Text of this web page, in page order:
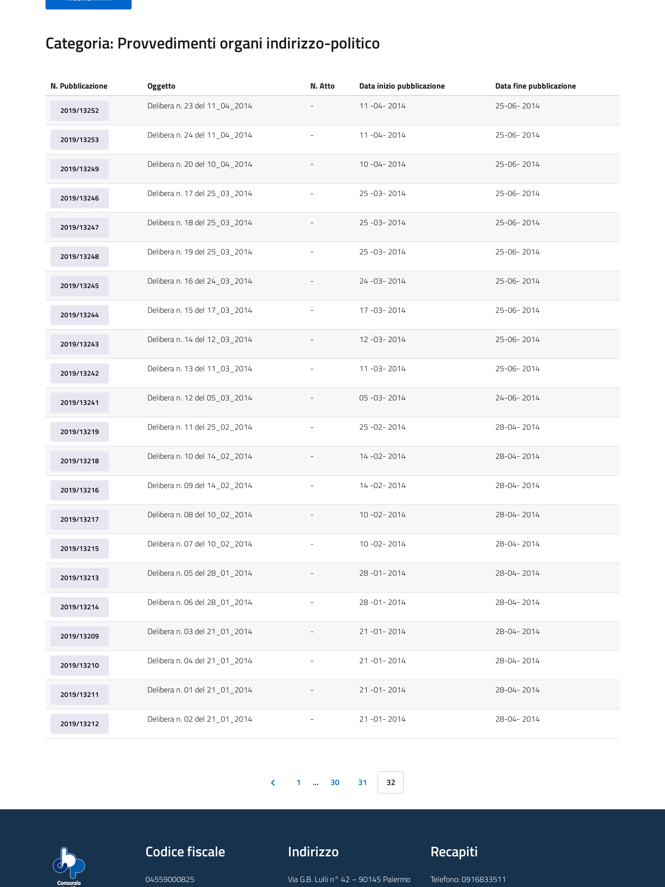
Categoria: Provvedimenti organi indirizzo-politico
N. Pubblicazione Oggetto N. Atto Data inizio pubblicazione Data fine pubblicazione
2019/13252 Delibera n. 23 del 11_04_2014 - 11 -04- 2014 25-06- 2014
2019/13253 Delibera n. 24 del 11_04_2014 - 11 -04- 2014 25-06- 2014
2019/13249 Delibera n. 20 del 10_04_2014 - 10 -04- 2014 25-06- 2014
2019/13246 Delibera n. 17 del 25_03_2014 - 25 -03- 2014 25-06- 2014
2019/13247 Delibera n. 18 del 25_03_2014 - 25 -03- 2014 25-06- 2014
2019/13248 Delibera n. 19 del 25_03_2014 - 25 -03- 2014 25-06- 2014
2019/13245 Delibera n. 16 del 24_03_2014 - 24 -03- 2014 25-06- 2014
2019/13244 Delibera n. 15 del 17_03_2014 - 17 -03- 2014 25-06- 2014
2019/13243 Delibera n. 14 del 12_03_2014 - 12 -03- 2014 25-06- 2014
2019/13242 Delibera n. 13 del 11_03_2014 - 11 -03- 2014 25-06- 2014
2019/13241 Delibera n. 12 del 05_03_2014 - 05 -03- 2014 24-06- 2014
2019/13219 Delibera n. 11 del 25_02_2014 - 25 -02- 2014 28-04- 2014
2019/13218 Delibera n. 10 del 14_02_2014 - 14 -02- 2014 28-04- 2014
2019/13216 Delibera n. 09 del 14_02_2014 - 14 -02- 2014 28-04- 2014
2019/13217 Delibera n. 08 del 10_02_2014 - 10 -02- 2014 28-04- 2014
2019/13215 Delibera n. 07 del 10_02_2014 - 10 -02- 2014 28-04- 2014
2019/13213 Delibera n. 05 del 28_01_2014 - 28 -01- 2014 28-04- 2014
2019/13214 Delibera n. 06 del 28_01_2014 - 28 -01- 2014 28-04- 2014
2019/13209 Delibera n. 03 del 21_01_2014 - 21 -01- 2014 28-04- 2014
2019/13210 Delibera n. 04 del 21_01_2014 - 21 -01- 2014 28-04- 2014
2019/13211 Delibera n. 01 del 21_01_2014 - 21 -01- 2014 28-04- 2014
2019/13212 Delibera n. 02 del 21_01_2014 - 21 -01- 2014 28-04- 2014
1 … 30 31 32
Codice fiscale
04559000825
Indirizzo
Via G.B. Lulli n° 42 – 90145 Palermo
Recapiti
Telefono: 0916833511